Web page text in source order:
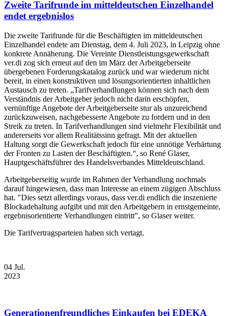
Zweite Tarifrunde im mitteldeutschen Einzelhandel
endet ergebnislos
Die zweite Tarifrunde für die Beschäftigten im mitteldeutschen
Einzelhandel endete am Dienstag, dem 4. Juli 2023, in Leipzig ohne
konkrete Annäherung. Die Vereinte Dienstleistungsgewerkschaft
ver.di zog sich erneut auf den im März der Arbeitgeberseite
übergebenen Forderungskatalog zurück und war wiederum nicht
bereit, in einen konstruktiven und lösungsorientierten inhaltlichen
Austausch zu treten. „Tarifverhandlungen können sich nach dem
Verständnis der Arbeitgeber jedoch nicht darin erschöpfen,
vernünftige Angebote der Arbeitgeberseite stur als unzureichend
zurückzuweisen, nachgebesserte Angebote zu fordern und in den
Streik zu treten. In Tarifverhandlungen sind vielmehr Flexibilität und
andererseits vor allem Realitätssinn gefragt. Mit der aktuellen
Haltung sorgt die Gewerkschaft jedoch für eine unnötige Verhärtung
der Fronten zu Lasten der Beschäftigten.“, so René Glaser,
Hauptgeschäftsführer des Handelsverbandes Mitteldeutschland.
Arbeitgeberseitig wurde im Rahmen der Verhandlung nochmals
darauf hingewiesen, dass man Interesse an einem zügigen Abschluss
hat. "Dies setzt allerdings voraus, dass ver.di endlich die inszenierte
Blockadehaltung aufgibt und mit den Arbeitgebern in ernstgemeinte,
ergebnisorientierte Verhandlungen eintritt", so Glaser weiter.
Die Tarifvertragsparteien haben sich vertagt.
04 Jul.
2023
Generationenfreundliches Einkaufen bei EDEKA